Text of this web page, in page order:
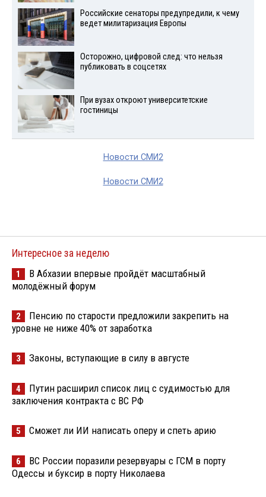
Российские сенаторы предупредили, к чему
ведет милитаризация Европы
Осторожно, цифровой след: что нельзя
публиковать в соцсетях
При вузах откроют университетские
гостиницы
Новости СМИ2
Новости СМИ2
Интересное за неделю
1
В Абхазии впервые пройдёт масштабный
молодёжный форум
2
Пенсию по старости предложили закрепить на
уровне не ниже 40% от заработка
3 Законы, вступающие в силу в августе
4
Путин расширил список лиц с судимостью для
заключения контракта с ВС РФ
5 Сможет ли ИИ написать оперу и спеть арию
6
ВС России поразили резервуары с ГСМ в порту
Одессы и буксир в порту Николаева